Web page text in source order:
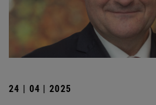
24 | 04 | 2025